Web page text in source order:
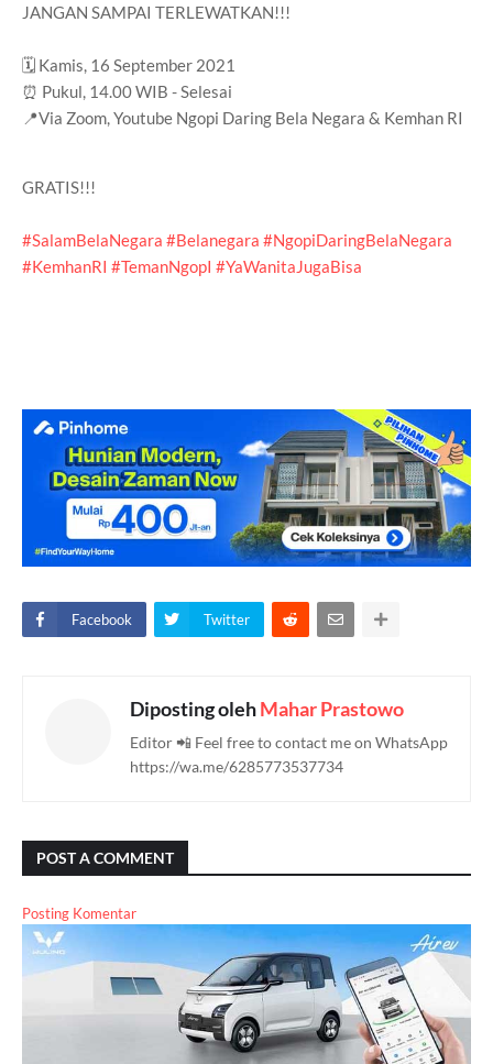
JANGAN SAMPAI TERLEWATKAN!!!
🗓 Kamis, 16 September 2021
⏰ Pukul, 14.00 WIB - Selesai
📍Via Zoom, Youtube Ngopi Daring Bela Negara & Kemhan RI
GRATIS!!!
#SalamBelaNegara #Belanegara #NgopiDaringBelaNegara
#KemhanRI #TemanNgopI #YaWanitaJugaBisa
Facebook Twitter
Diposting olehMahar Prastowo
Editor 📲 Feel free to contact me on WhatsApp
https://wa.me/6285773537734
POST A COMMENT
Posting Komentar